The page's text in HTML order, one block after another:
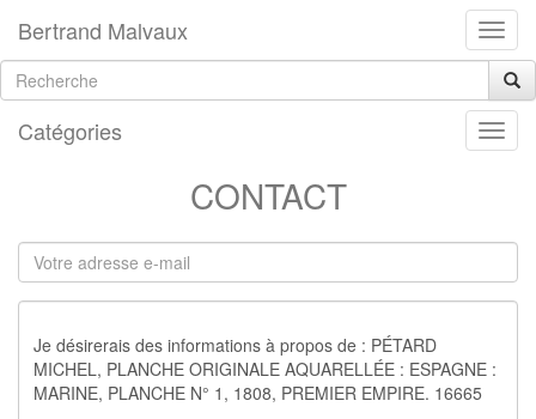
Bertrand Malvaux
Catégories
CONTACT